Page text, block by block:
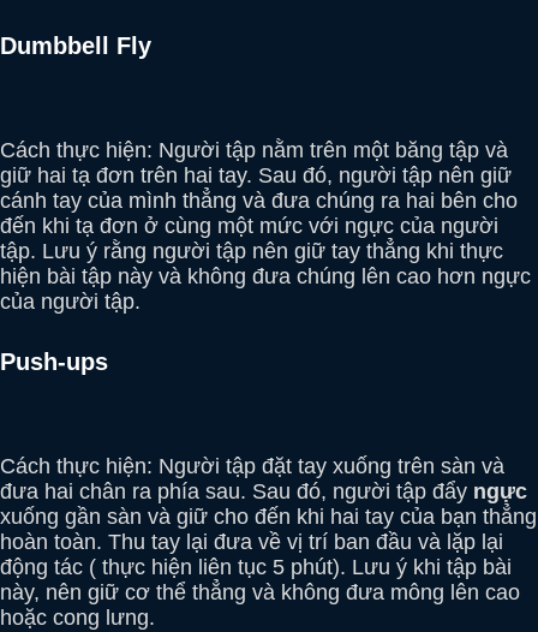
Dumbbell Fly
Cách thực hiện: Người tập nằm trên một băng tập và
giữ hai tạ đơn trên hai tay. Sau đó, người tập nên giữ
cánh tay của mình thẳng và đưa chúng ra hai bên cho
đến khi tạ đơn ở cùng một mức với ngực của người
tập. Lưu ý rằng người tập nên giữ tay thẳng khi thực
hiện bài tập này và không đưa chúng lên cao hơn ngực
của người tập.
Push-ups
Cách thực hiện: Người tập đặt tay xuống trên sàn và
đưa hai chân ra phía sau. Sau đó, người tập đẩy ngực
xuống gần sàn và giữ cho đến khi hai tay của bạn thẳng
hoàn toàn. Thu tay lại đưa về vị trí ban đầu và lặp lại
động tác ( thực hiện liên tục 5 phút). Lưu ý khi tập bài
này, nên giữ cơ thể thẳng và không đưa mông lên cao
hoặc cong lưng.